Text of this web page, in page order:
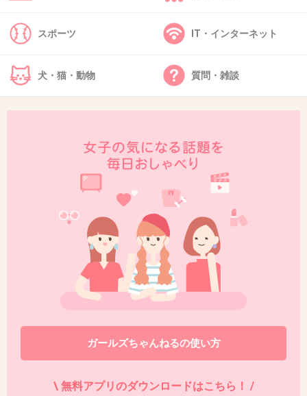
46. 匿名 2013/12/31(火) 10:51:45
らかくになってしまって、それから好きじゃない〜
2013/12/31(火) 10:55:36
我が家は圧倒的にきのこ派です♡
たけのこはボソッとしていて口の中の水分奪わ
れる気がする
クッキー＜クラッカー＜ビスケット
なので、きのこ好き
2013/12/31(火) 11:03:22
きのこ派です～！たけのこは濃厚すぎて食べて
ると気持ち悪くなる(^_^;)きのこは形がかわいく
スポーツ IT・インターネット
犬・猫・動物 質問・雑談
ガールズちゃんねるの使い方
\ 無料アプリのダウンロードはこちら！ /